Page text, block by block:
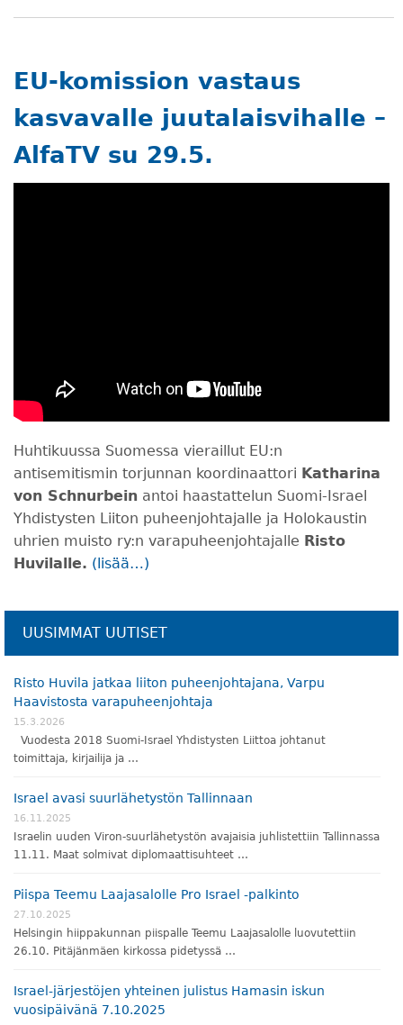
EU-komission vastaus
kasvavalle juutalaisvihalle –
AlfaTV su 29.5.
Huhtikuussa Suomessa vieraillut EU:n
antisemitismin torjunnan koordinaattori Katharina
von Schnurbein antoi haastattelun Suomi-Israel
Yhdistysten Liiton puheenjohtajalle ja Holokaustin
uhrien muisto ry:n varapuheenjohtajalle Risto
Huvilalle. (lisää…)
UUSIMMAT UUTISET
Risto Huvila jatkaa liiton puheenjohtajana, Varpu
Haavistosta varapuheenjohtaja
15.3.2026
Vuodesta 2018 Suomi-Israel Yhdistysten Liittoa johtanut
toimittaja, kirjailija ja …
Israel avasi suurlähetystön Tallinnaan
16.11.2025
Israelin uuden Viron-suurlähetystön avajaisia juhlistettiin Tallinnassa
11.11. Maat solmivat diplomaattisuhteet …
Piispa Teemu Laajasalolle Pro Israel -palkinto
27.10.2025
Helsingin hiippakunnan piispalle Teemu Laajasalolle luovutettiin
26.10. Pitäjänmäen kirkossa pidetyssä …
Israel-järjestöjen yhteinen julistus Hamasin iskun
vuosipäivänä 7.10.2025